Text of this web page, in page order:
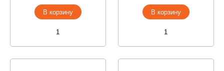
В корзину В корзину